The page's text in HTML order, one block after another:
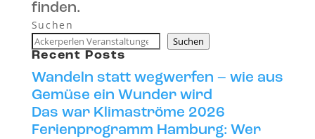
finden.
Suchen
Suchen
Recent Posts
Wandeln statt wegwerfen – wie aus
Gemüse ein Wunder wird
Das war Klimaströme 2026
Ferienprogramm Hamburg: Wer